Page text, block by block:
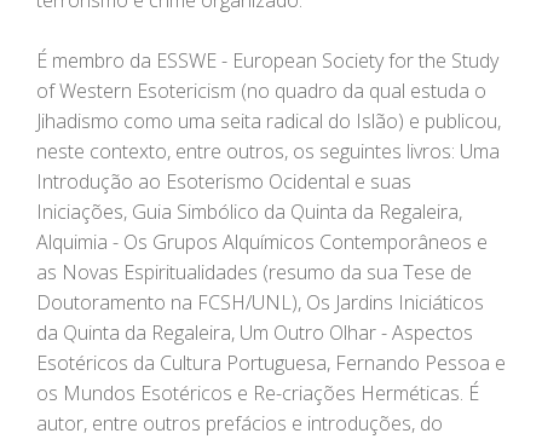
É membro da ESSWE - European Society for the Study
of Western Esotericism (no quadro da qual estuda o
Jihadismo como uma seita radical do Islão) e publicou,
neste contexto, entre outros, os seguintes livros: Uma
Introdução ao Esoterismo Ocidental e suas
Iniciações, Guia Simbólico da Quinta da Regaleira,
Alquimia - Os Grupos Alquímicos Contemporâneos e
as Novas Espiritualidades (resumo da sua Tese de
Doutoramento na FCSH/UNL), Os Jardins Iniciáticos
da Quinta da Regaleira, Um Outro Olhar - Aspectos
Esotéricos da Cultura Portuguesa, Fernando Pessoa e
os Mundos Esotéricos e Re-criações Herméticas. É
autor, entre outros prefácios e introduções, do